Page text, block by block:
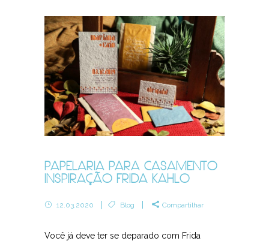
PAPELARIA PARA CASAMENTO
INSPIRAÇÃO FRIDA KAHLO
12.03.2020 Blog Compartilhar
Você já deve ter se deparado com Frida